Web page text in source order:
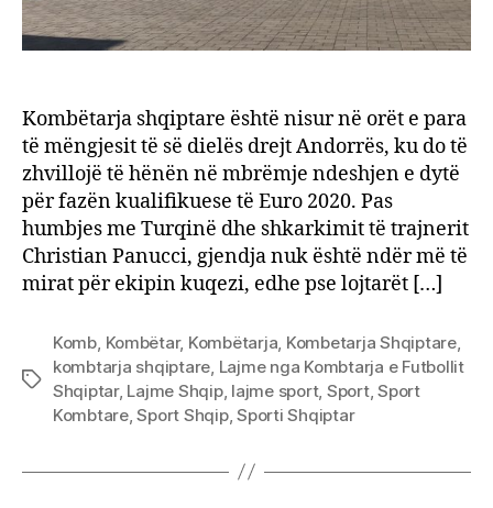
Kombëtarja shqiptare është nisur në orët e para
të mëngjesit të së dielës drejt Andorrës, ku do të
zhvillojë të hënën në mbrëmje ndeshjen e dytë
për fazën kualifikuese të Euro 2020. Pas
humbjes me Turqinë dhe shkarkimit të trajnerit
Christian Panucci, gjendja nuk është ndër më të
mirat për ekipin kuqezi, edhe pse lojtarët […]
Tags
Komb Kombëtar, Kombëtarja Kombetarja Shqiptare,
kombtarja shqiptare Lajme nga Kombtarja e Futbollit
Shqiptar, Lajme Shqip, lajme sport, Sport,Sport
Kombtare,Sport Shqip,Sporti Shqiptar